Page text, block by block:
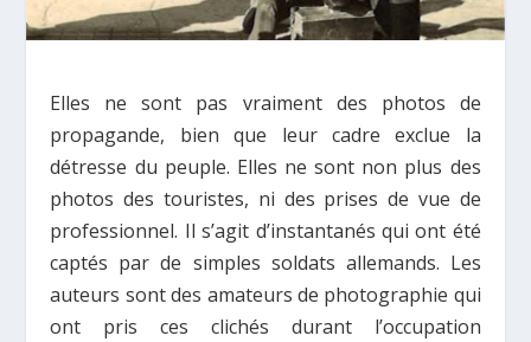
Elles ne sont pas vraiment des photos de
propagande, bien que leur cadre exclue la
détresse du peuple. Elles ne sont non plus des
photos des touristes, ni des prises de vue de
professionnel. Il s’agit d’instantanés qui ont été
captés par de simples soldats allemands. Les
auteurs sont des amateurs de photographie qui
ont pris ces clichés durant l’occupation